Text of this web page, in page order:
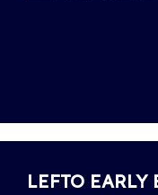
LEFTO EARLY